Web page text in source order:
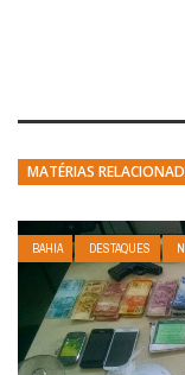
MATÉRIAS
BAHIA DESTAQUES